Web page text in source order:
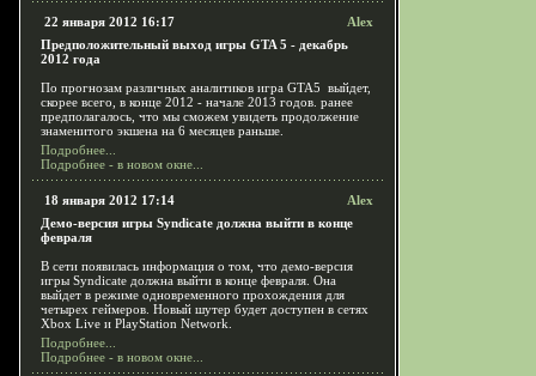
22 января 2012 16:17
Alex
Предположительный выход игры GTA 5 - декабрь
2012 года
По прогнозам различных аналитиков игра GTA5 выйдет,
скорее всего, в конце 2012 - начале 2013 годов. ранее
предполагалось, что мы сможем увидеть продолжение
знаменитого экшена на 6 месяцев раньше.
Подробнее...
Подробнее - в новом окне...
18 января 2012 17:14
Alex
Демо-версия игры Syndicate должна выйти в конце
февраля
В сети появилась информация о том, что демо-версия
игры Syndicate должна выйти в конце февраля. Она
выйдет в режиме одновременного прохождения для
четырех геймеров. Новый шутер будет доступен в сетях
Xbox Live и PlayStation Network.
Подробнее...
Подробнее - в новом окне...